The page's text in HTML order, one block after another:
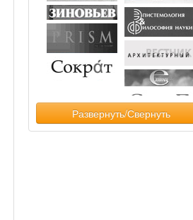
Развернуть/Свернуть